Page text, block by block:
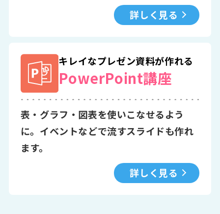
詳しく見る
キレイなプレゼン資料が作れる
PowerPoint講座
表・グラフ・図表を使いこなせるよう
に。イベントなどで流すスライドも作れ
ます。
詳しく見る